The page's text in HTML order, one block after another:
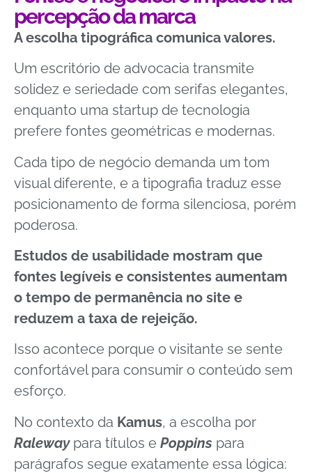
percepção da marca
A escolha tipográfica comunica valores.
Um escritório de advocacia transmite
solidez e seriedade com serifas elegantes,
enquanto uma startup de tecnologia
prefere fontes geométricas e modernas.
Cada tipo de negócio demanda um tom
visual diferente, e a tipografia traduz esse
posicionamento de forma silenciosa, porém
poderosa.
Estudos de usabilidade mostram que
fontes legíveis e consistentes aumentam
o tempo de permanência no site e
reduzem a taxa de rejeição.
Isso acontece porque o visitante se sente
confortável para consumir o conteúdo sem
esforço.
No contexto da Kamus, a escolha por
Ralewaypara títulos e Poppins para
parágrafos segue exatamente essa lógica: